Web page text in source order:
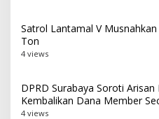
Satrol Lantamal V
Ton
4 views
DPRD Surabaya Soroti
Kembalikan Dana Member
4 views